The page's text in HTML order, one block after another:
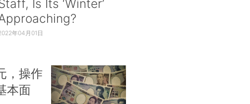
Is Its ‘Winter’
年04月01日
，操作
本面